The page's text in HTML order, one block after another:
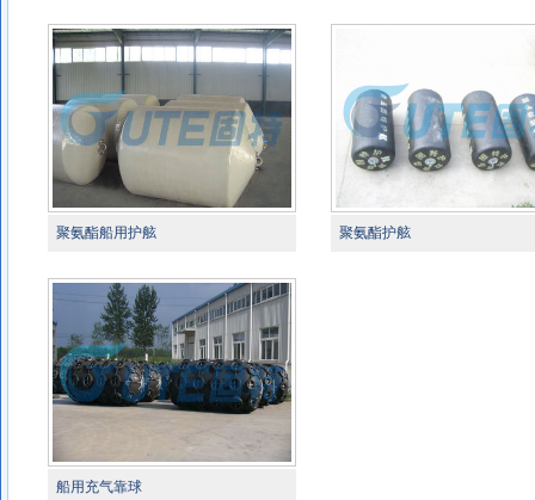
聚氨酯船用护舷 聚氨酯护舷
船用充气靠球